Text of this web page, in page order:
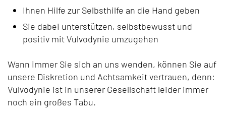
Ihnen Hilfe zur Selbsthilfe an die Hand geben
Sie dabei unterstützen, selbstbewusst und
positiv mit Vulvodynie umzugehen
Wann immer Sie sich an uns wenden, können Sie auf
unsere Diskretion und Achtsamkeit vertrauen, denn:
Vulvodynie ist in unserer Gesellschaft leider immer
noch ein großes Tabu.